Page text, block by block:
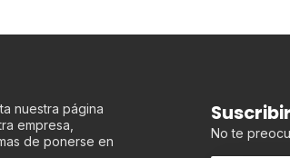
nuestra página
empresa,
de ponerse en
No te